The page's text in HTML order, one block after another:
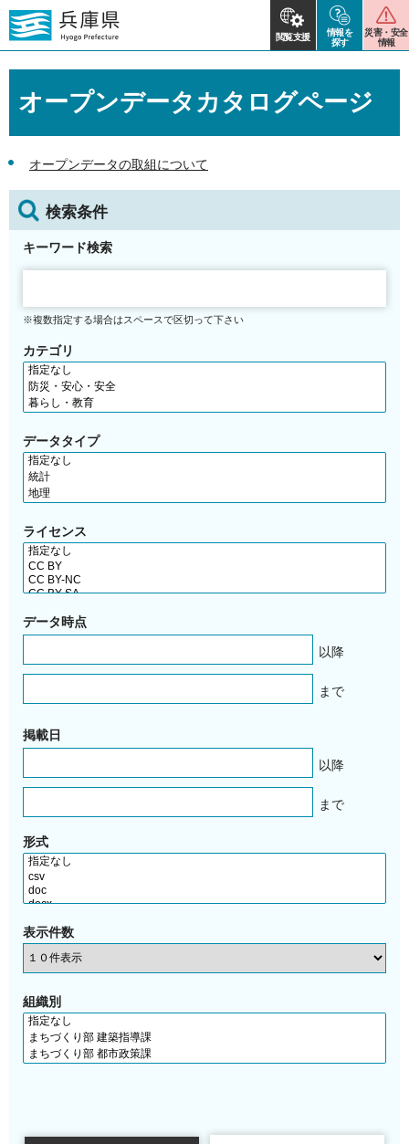
閲覧支援
情報を
探す
災害・安全
情報
オープンデータカタログページ
オープンデータの取組について
検索条件
キーワード検索
※複数指定する場合はスペースで区切って下さい
カテゴリ
データタイプ
ライセンス
データ時点
以降
まで
掲載日
以降
まで
形式
表示件数
組織別